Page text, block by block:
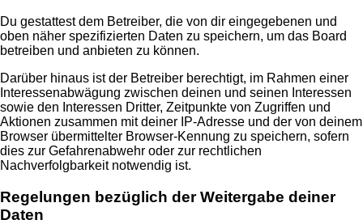
Du gestattest dem Betreiber, die von dir eingegebenen und
oben näher spezifizierten Daten zu speichern, um das Board
betreiben und anbieten zu können.
Darüber hinaus ist der Betreiber berechtigt, im Rahmen einer
Interessenabwägung zwischen deinen und seinen Interessen
sowie den Interessen Dritter, Zeitpunkte von Zugriffen und
Aktionen zusammen mit deiner IP-Adresse und der von deinem
Browser übermittelter Browser-Kennung zu speichern, sofern
dies zur Gefahrenabwehr oder zur rechtlichen
Nachverfolgbarkeit notwendig ist.
Regelungen bezüglich der Weitergabe deiner
Daten